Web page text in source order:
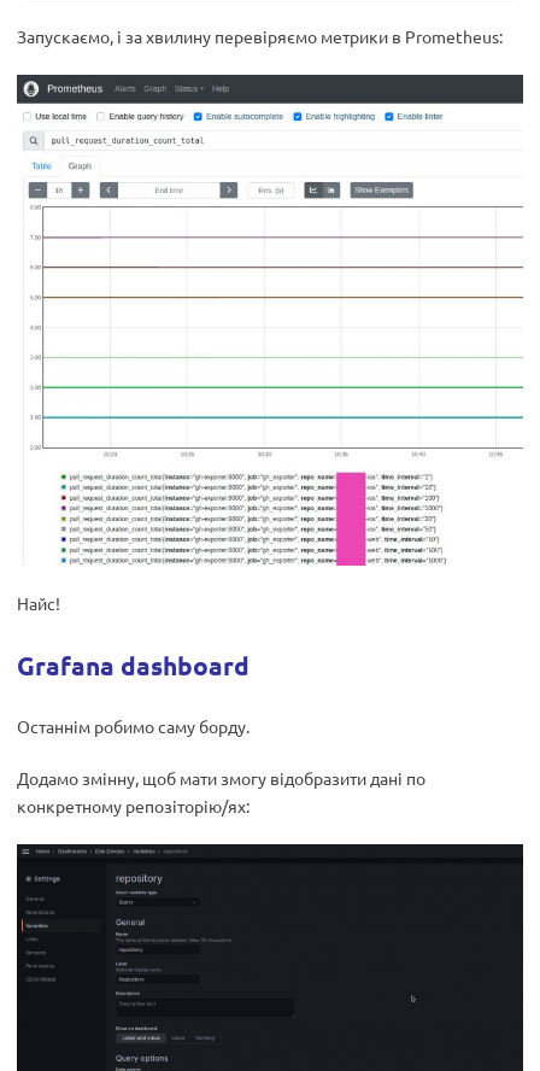
Запускаємо, і за хвилину перевіряємо метрики в Prometheus:
Найс!
Grafana dashboard
Останнім робимо саму борду.
Додамо змінну, щоб мати змогу відобразити дані по
конкретному репозіторію/ях: